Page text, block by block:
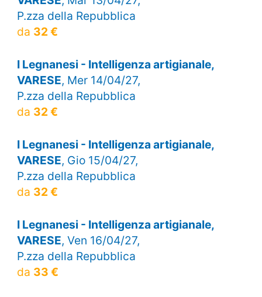
P.zza della Repubblica
da 32 €
I Legnanesi - Intelligenza artigianale,
VARESE, Mer 14/04/27,
P.zza della Repubblica
da 32 €
I Legnanesi - Intelligenza artigianale,
VARESE, Gio 15/04/27,
P.zza della Repubblica
da 32 €
I Legnanesi - Intelligenza artigianale,
VARESE, Ven 16/04/27,
P.zza della Repubblica
da 33 €